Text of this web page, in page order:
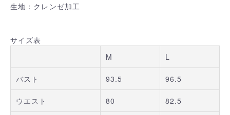
生地：クレンゼ加工
サイズ表
M
L
バスト 93.5 96.5
ウエスト 80 82.5